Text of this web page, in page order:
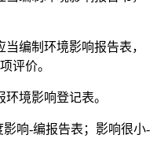
当编制环境影响报告表，
评价。
环境影响登记表。
影响-编报告表；影响很小-